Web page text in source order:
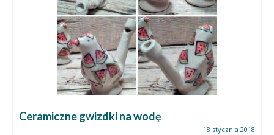
Ceramiczne gwizdki na wodę
18 stycznia 2018